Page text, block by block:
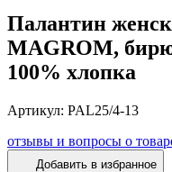
Палантин
MAGROM,
100% хлопка
Артикул: PAL25/4-13
отзывы и вопросы о
Добавить в избранное